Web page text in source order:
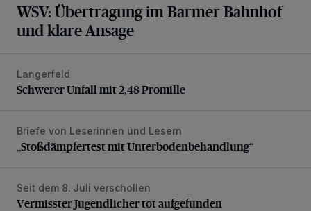
WSV: Übertragung im Barmer Bahnhof
und klare Ansage
Schwerer Unfall mit 2,48 Promille
Langerfeld
Schwerer Unfall mit 2,48 Promille
„Stoßdämpfertest mit Unterbodenbehandlung“
Briefe von Leserinnen und Lesern
„Stoßdämpfertest mit Unterbodenbehandlung“
Vermisster Jugendlicher tot aufgefunden
Seit dem 8. Juli verschollen
Vermisster Jugendlicher tot aufgefunden